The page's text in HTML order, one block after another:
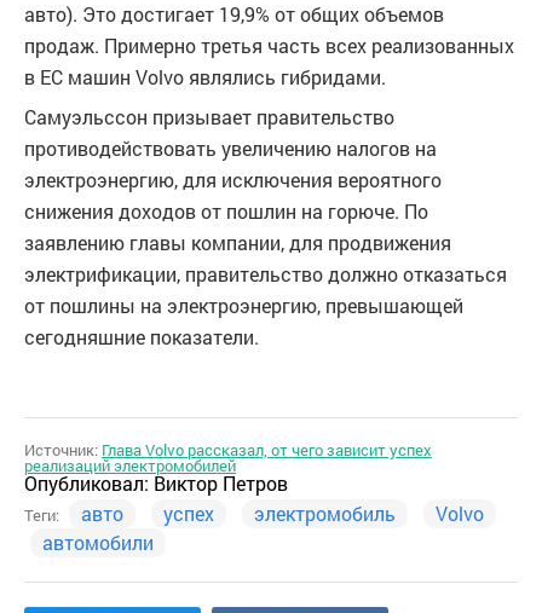
авто). Это достигает 19,9% от общих объемов
продаж. Примерно третья часть всех реализованных
в ЕС машин Volvo являлись гибридами.
Самуэльссон призывает правительство
противодействовать увеличению налогов на
электроэнергию, для исключения вероятного
снижения доходов от пошлин на горюче. По
заявлению главы компании, для продвижения
электрификации, правительство должно отказаться
от пошлины на электроэнергию, превышающей
сегодняшние показатели.
Источник: Глава Volvo рассказал, от чего зависит успех
реализаций электромобилей
Опубликовал: Виктор Петров
Теги: авто успех электромобиль
Volvo
автомобили